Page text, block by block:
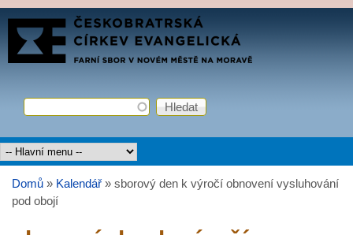
Přejít k hlavnímu obsahu
FARNÍ
SBOR
Vyhledávání
Hledat
Hlavní menu
Jste zde
Domů » Kalendář » sborový den k výročí obnovení vysluhování
pod obojí